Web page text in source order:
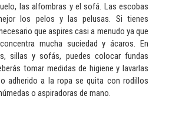
las alfombras y el sofá. Las escobas
los pelos y las pelusas. Si tienes
que aspires casi a menudo ya que
mucha suciedad y ácaros. En
sillas y sofás, puedes colocar fundas
tomar medidas de higiene y lavarlas
adherido a la ropa se quita con rodillos
o aspiradoras de mano.